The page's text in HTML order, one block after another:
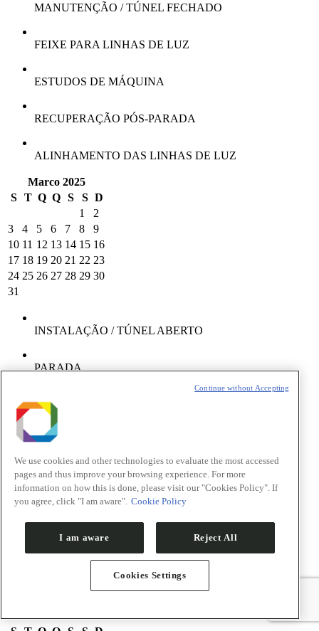
MANUTENÇÃO / TÚNEL FECHADO
FEIXE PARA LINHAS DE LUZ
ESTUDOS DE MÁQUINA
RECUPERAÇÃO PÓS-PARADA
ALINHAMENTO DAS LINHAS DE LUZ
Marco 2025
S
T Q Q S S D
1
2
3
4 5 6 7 8
9
10 11 12 13 14 15 16
17 18 19 20 21 22 23
24 25 26 27 28 29 30
31
INSTALAÇÃO / TÚNEL ABERTO
PARADA
SEM ATIVIDADE
MANUTENÇÃO / TÚNEL FECHADO
FEIXE PARA LINHAS DE LUZ
RECUPERAÇÃO PÓS-PARADA
ALINHAMENTO DAS LINHAS DE LUZ
Abril 2025
We use cookies and other technologies to evaluate the most accessed
pages and thus improve your browsing experience. For more
information on how this is done, please visit our "Cookies Policy". If
you agree, click "I am aware". Cookie Policy
I am aware Reject All
Cookies Settings
Continue without Accepting